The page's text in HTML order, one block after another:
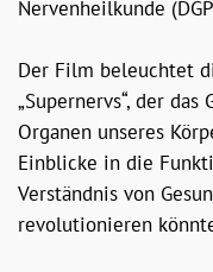
Nervenheilkunde
Der Film beleuchtet
„Supernervs“, der
Organen unseres
Einblicke in die
Verständnis von
revolutionieren